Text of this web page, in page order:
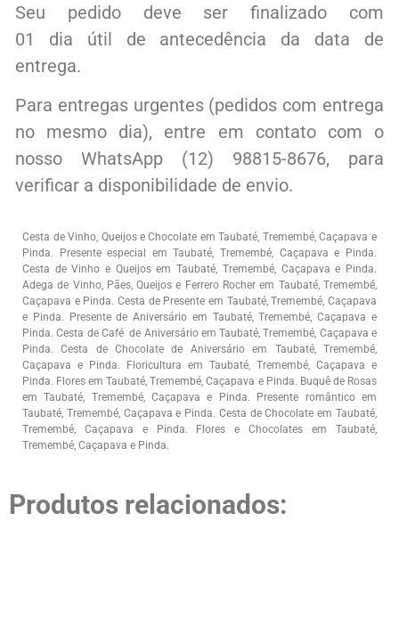
Seu pedido deve ser finalizado com
01 dia útil de antecedência da data de
entrega.
Para entregas urgentes (pedidos com entrega
no mesmo dia), entre em contato com o
nosso WhatsApp (12) 98815-8676, para
verificar a disponibilidade de envio.
Cesta de Vinho, Queijos e Chocolate em Taubaté, Tremembé, Caçapava e
Pinda. Presente especial em Taubaté, Tremembé, Caçapava e Pinda.
Cesta de Vinho e Queijos em Taubaté, Tremembé, Caçapava e Pinda.
Adega de Vinho, Pães, Queijos e Ferrero Rocher em Taubaté, Tremembé,
Caçapava e Pinda. Cesta de Presente em Taubaté, Tremembé, Caçapava
e Pinda. Presente de Aniversário em Taubaté, Tremembé, Caçapava e
Pinda. Cesta de Café de Aniversário em Taubaté, Tremembé, Caçapava e
Pinda. Cesta de Chocolate de Aniversário em Taubaté, Tremembé,
Caçapava e Pinda. Floricultura em Taubaté, Tremembé, Caçapava e
Pinda. Flores em Taubaté, Tremembé, Caçapava e Pinda. Buquê de Rosas
em Taubaté, Tremembé, Caçapava e Pinda. Presente romântico em
Taubaté, Tremembé, Caçapava e Pinda. Cesta de Chocolate em Taubaté,
Tremembé, Caçapava e Pinda. Flores e Chocolates em Taubaté,
Tremembé, Caçapava e Pinda.
Produtos relacionados: